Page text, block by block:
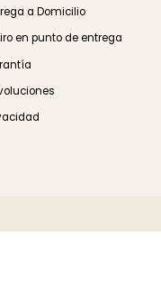
de Pedidos en Línea
segura en línea
Entrega a Domicilio
de Privacidad